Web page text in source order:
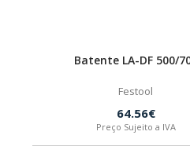
Batente LA-DF 500/
Festool
64.56€
Preço Sujeito a IVA